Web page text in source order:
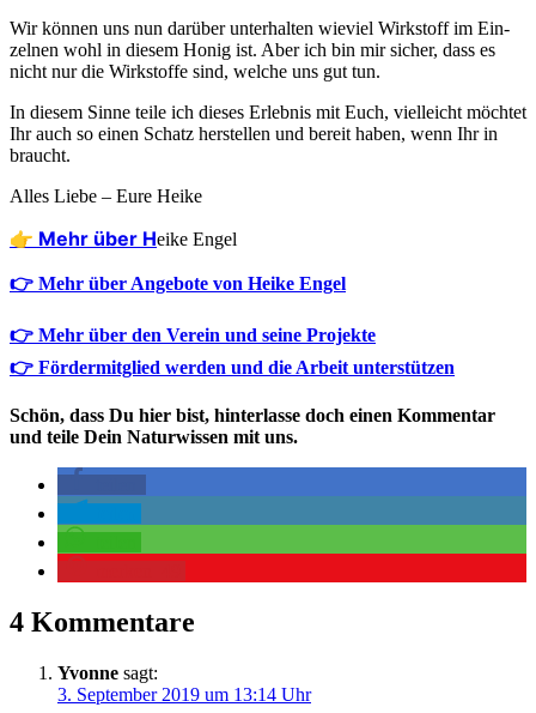
Wir kön­nen uns nun dar­über unter­hal­ten wie­viel Wirk­stoff im Ein­
zel­nen wohl in die­sem Honig ist. Aber ich bin mir sicher, dass es
nicht nur die Wirk­stof­fe sind, wel­che uns gut tun.
In die­sem Sin­ne tei­le ich die­ses Erleb­nis mit Euch, viel­leicht möch­tet
Ihr auch so einen Schatz her­stel­len und bereit haben, wenn Ihr in
braucht.
Alles Lie­be – Eure Heike
👉 Mehr über Heike Engel
👉 Mehr über Angebote von Heike Engel
👉 Mehr über den Verein und seine Projekte
👉 Fördermitglied werden und die Arbeit unterstützen
Schön, dass Du hier bist, hinterlasse doch einen Kommentar
und teile Dein Naturwissen mit uns.
4 Kommentare
Yvonne sagt:
3. September 2019 um 13:14 Uhr